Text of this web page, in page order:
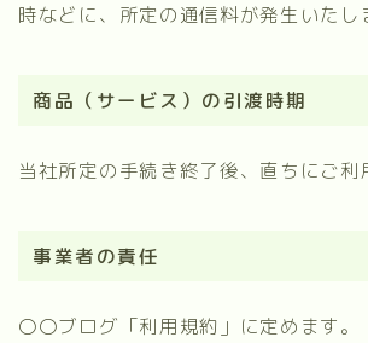
時などに、所定の通信料が発生いたし
商品（サービス）の引渡時期
当社所定の手続き終了後、直ちにご利
事業者の責任
〇〇ブログ「利用規約」に定めます。